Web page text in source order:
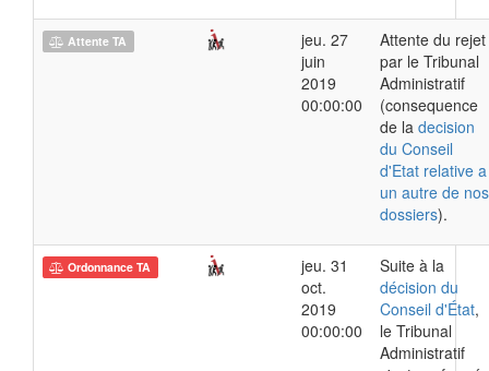
Attente TA
jeu. 27
juin
2019
00:00:00
Attente du rejet
par le Tribunal
Administratif
(consequence
de la decision
du Conseil
d'Etat relative a
un autre de nos
dossiers).
Ordonnance TA
jeu. 31
oct.
2019
00:00:00
Suite à la
décision du
Conseil d'État,
le Tribunal
Administratif